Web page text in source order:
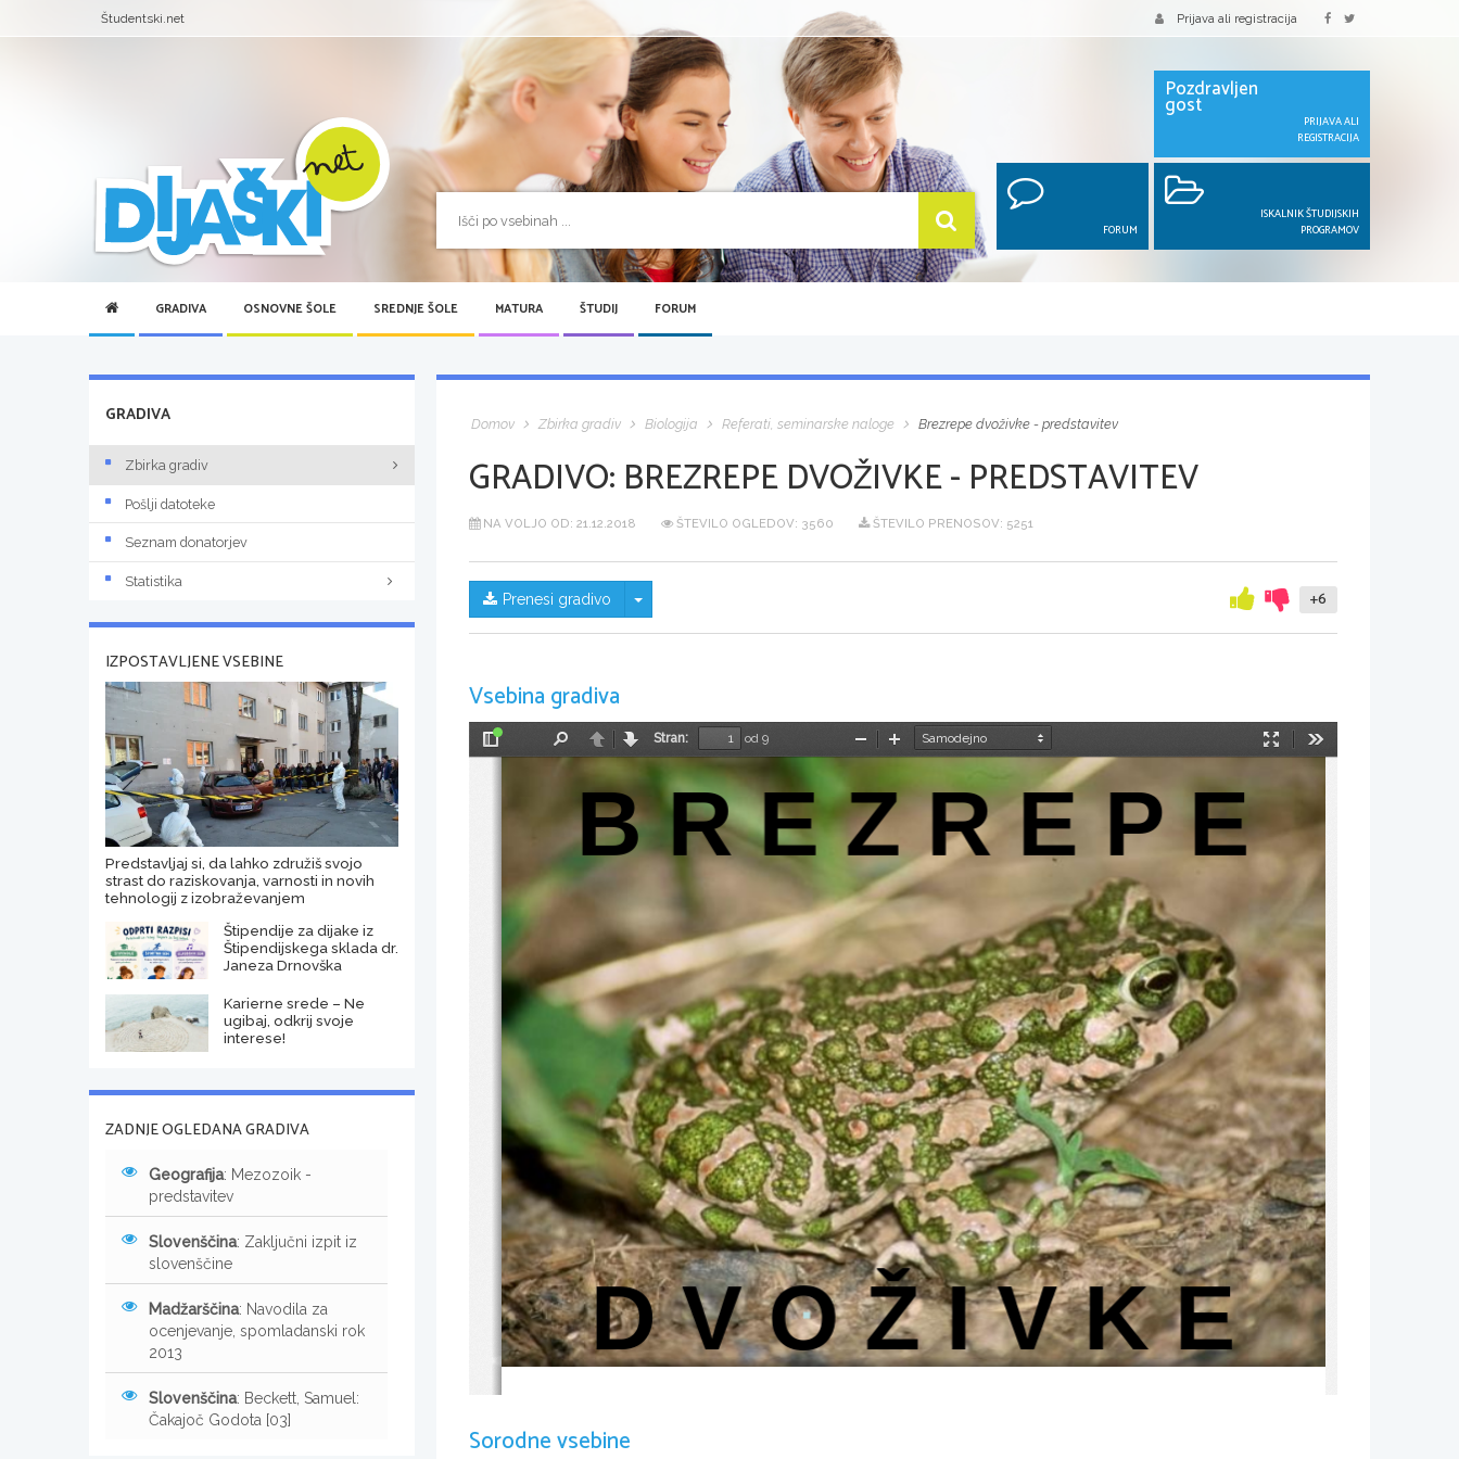
Študentski.net Prijava ali registracija
Pozdravljen
gost
PRIJAVA ALI
REGISTRACIJA
FORUM
ISKALNIK ŠTUDIJSKIH
PROGRAMOV
GRADIVA OSNOVNE ŠOLE SREDNJE ŠOLE MATURA ŠTUDIJ FORUM
Domov Zbirka gradiv Biologija Referati, seminarske naloge Brezrepe dvoživke - predstavitev
GRADIVO: BREZREPE DVOŽIVKE - PREDSTAVITEV
NA VOLJO OD: 21.12.2018 ŠTEVILO OGLEDOV: 3560 ŠTEVILO PRENOSOV: 5251
Prenesi gradivo Skrij/prikaži meni +6
Vsebina gradiva
Preklopi
NazajNaprej
Stran:
od 9
Način
PomanjšajPovečaj
B R E Z R E P E
D V O Ž I V K E
Sorodne vsebine
GRADIVA
Zbirka gradiv
Pošlji datoteke
Seznam donatorjev
Statistika
IZPOSTAVLJENE VSEBINE
Predstavljaj si, da lahko združiš svojo
strast do raziskovanja, varnosti in novih
tehnologij z izobraževanjem
Štipendije za dijake iz
Štipendijskega sklada dr.
Janeza Drnovška
Karierne srede – Ne
ugibaj, odkrij svoje
interese!
ZADNJE OGLEDANA GRADIVA
Geografija: Mezozoik -
predstavitev
Slovenščina: Zaključni izpit iz
slovenščine
Madžarščina: Navodila za
ocenjevanje, spomladanski rok
2013
Slovenščina: Beckett, Samuel:
Čakajoč Godota [03]